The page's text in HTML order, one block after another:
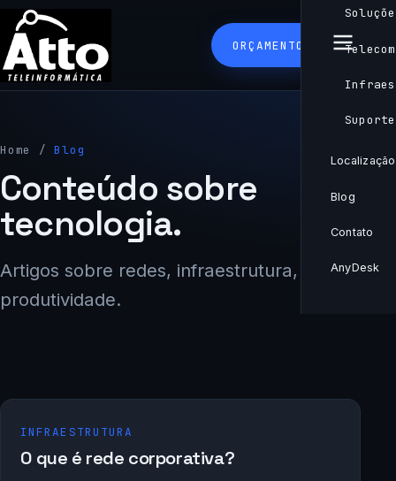
Telecom
Localização
Blog
Contato
AnyDesk
ORÇAMENTO
Home /Blog
Conteúdo sobre
tecnologia.
Artigos sobre redes, infraestrutura, TI e
produtividade.
INFRAESTRUTURA
O que é rede corporativa?